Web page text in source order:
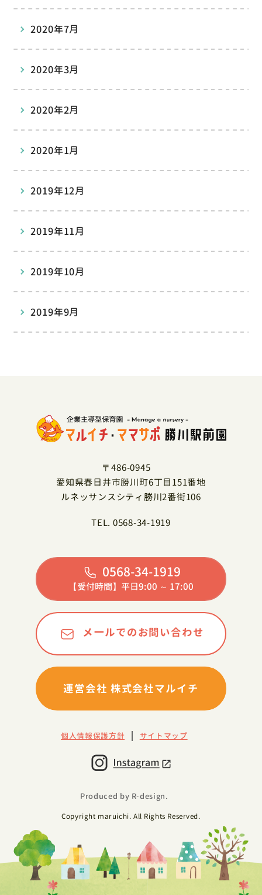
2020年7月
2020年3月
2020年2月
2020年1月
2019年12月
2019年11月
2019年10月
2019年9月
〒486-0945
愛知県春日井市勝川町6丁目151番地
ルネッサンスシティ勝川2番街106
TEL. 0568-34-1919
0568-34-1919
【受付時間】平日9:00 ～ 17:00
メールでのお問い合わせ
運営会社 株式会社マルイチ
個人情報保護方針 サイトマップ
Produced by R-design.
Copyright maruichi. All Rights Reserved.